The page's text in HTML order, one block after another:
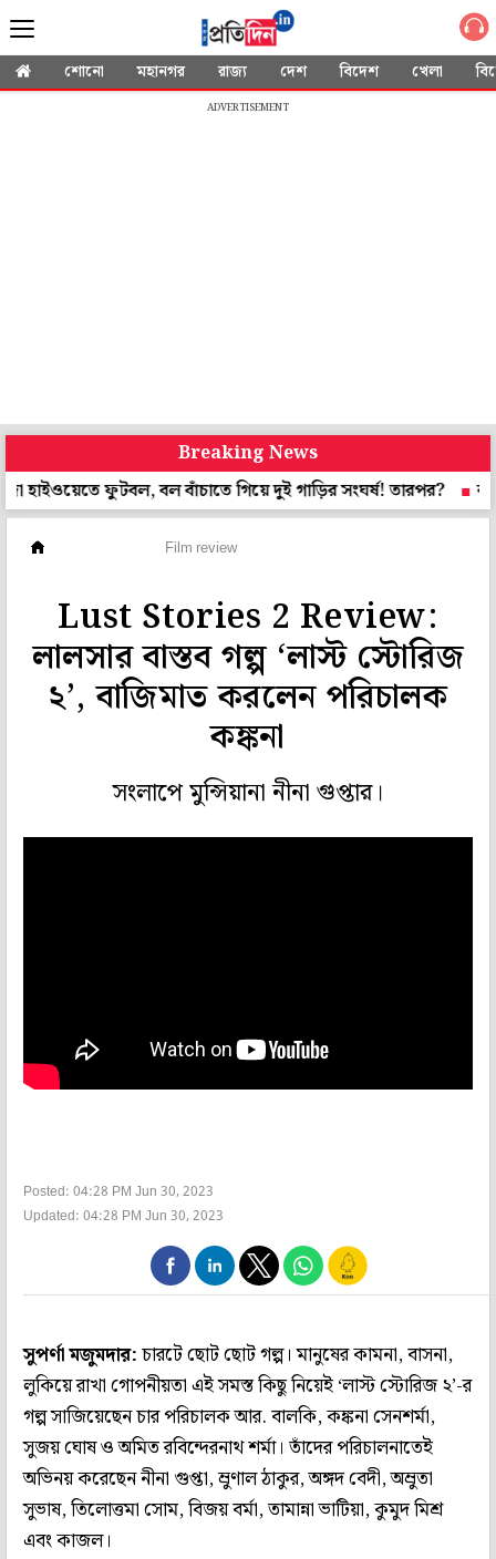
শোনো মহানগর রাজ্য দেশ বিদেশ খেলা
ADVERTISEMENT
Breaking News
ফুটবল, বল বাঁচাতে গিয়ে দুই গাড়ির সংঘর্ষ! তারপর?
Film review
Lust Stories 2 Review:
লালসার বাস্তব গল্প ‘লাস্ট স্টোরিজ
২’, বাজিমাত করলেন পরিচালক
কঙ্কনা
সংলাপে মুন্সিয়ানা নীনা গুপ্তার।
Posted: 04:28 PM Jun 30, 2023
Updated: 04:28 PM Jun 30, 2023
সুপর্ণা মজুমদার:চারটে ছোট ছোট গল্প। মানুষের কামনা, বাসনা,
লুকিয়ে রাখা গোপনীয়তা এই সমস্ত কিছু নিয়েই ‘লাস্ট স্টোরিজ ২’-র
গল্প সাজিয়েছেন চার পরিচালক আর. বালকি, কঙ্কনা সেনশর্মা,
সুজয় ঘোষ ও অমিত রবিন্দেরনাথ শর্মা। তাঁদের পরিচালনাতেই
অভিনয় করেছেন নীনা গুপ্তা, ম্রুণাল ঠাকুর, অঙ্গদ বেদী, অম্রুতা
সুভাষ, তিলোত্তমা সোম, বিজয় বর্মা, তামান্না ভাটিয়া, কুমুদ মিশ্র
এবং কাজল।